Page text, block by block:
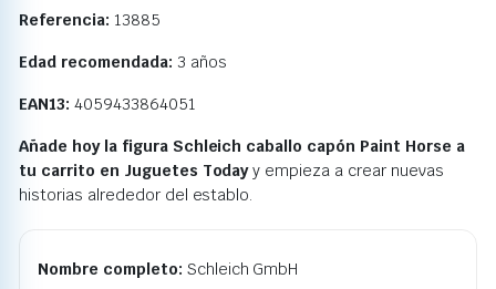
Referencia: 13885
Edad recomendada: 3 años
EAN13: 4059433864051
Añade hoy la figura Schleich caballo capón Paint Horse a
tu carrito en Juguetes Todayy empieza a crear nuevas
historias alrededor del establo.
Nombre completo: Schleich GmbH